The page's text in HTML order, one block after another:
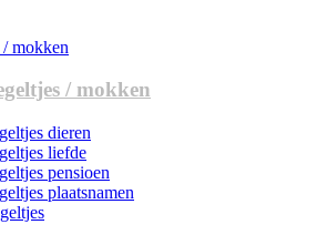
mokken
/ mokken
dieren
liefde
pensioen
plaatsnamen